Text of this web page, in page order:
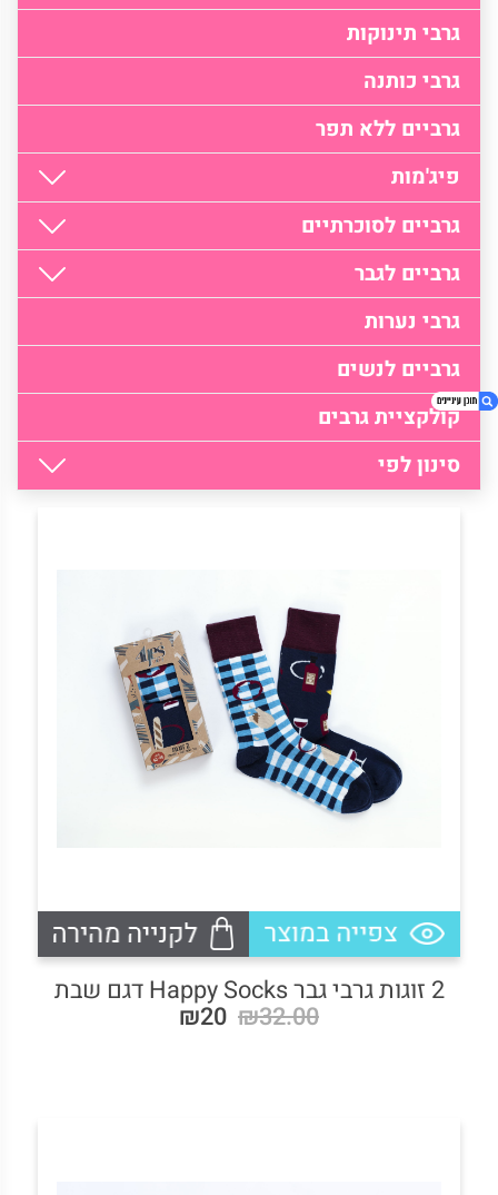
1. גרביים לגבר
11. היתרונות, הסוגים והשימושים של גרביים
12. התכונות, היתרונות והשימושים של גרביים
14. התכונות, היתרונות והשימושים של גרביים
ללא תפר לגבר
גרבי תינוקות
גרבי כותנה
גרביים ללא תפר
פיג'מות
גרביים לסוכרתיים
גרביים לגבר
גרבי נערות
גרביים לנשים
קולקציית גרבים
סינון לפי
2 זוגות גרבי גבר Happy Socks דגם שבת
₪32.00
₪20